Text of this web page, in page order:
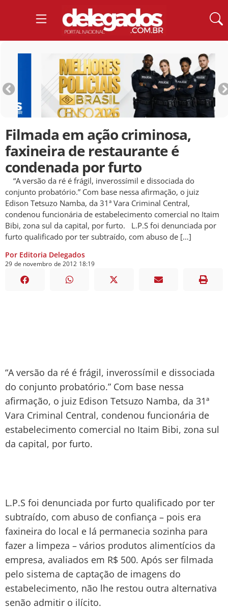
Filmada em ação criminosa,
faxineira de restaurante é
condenada por furto
“A versão da ré é frágil, inverossímil e dissociada do
conjunto probatório.” Com base nessa afirmação, o juiz
Edison Tetsuzo Namba, da 31ª Vara Criminal Central,
condenou funcionária de estabelecimento comercial no Itaim
Bibi, zona sul da capital, por furto. L.P.S foi denunciada por
furto qualificado por ter subtraído, com abuso de […]
Por Editoria Delegados
29 de novembro de 2012 18:19
“A versão da ré é frágil, inverossímil e dissociada
do conjunto probatório.” Com base nessa
afirmação, o juiz Edison Tetsuzo Namba, da 31ª
Vara Criminal Central, condenou funcionária de
estabelecimento comercial no Itaim Bibi, zona sul
da capital, por furto.
L.P.S foi denunciada por furto qualificado por ter
subtraído, com abuso de confiança – pois era
faxineira do local e lá permanecia sozinha para
fazer a limpeza – vários produtos alimentícios da
empresa, avaliados em R$ 500. Após ser filmada
pelo sistema de captação de imagens do
estabelecimento, não lhe restou outra alternativa
senão admitir o ilícito.